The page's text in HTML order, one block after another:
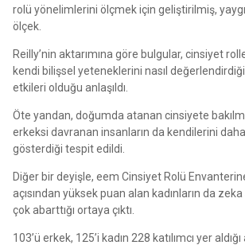
rolü yönelimlerini ölçmek için geliştirilmiş,
ölçek.
Reilly’nin aktarımına göre bulgular, cinsiyet
kendi bilişsel yeteneklerini nasıl
etkileri olduğu anlaşıldı.
Öte yandan, doğumda atanan cinsiyete
erkeksi davranan insanların da kendilerini
gösterdiği tespit edildi.
Diğer bir deyişle, eem Cinsiyet Rolü
açısından yüksek puan alan kadınların da
çok abarttığı ortaya çıktı.
103’ü erkek, 125’i kadın 228 katılımcı yer